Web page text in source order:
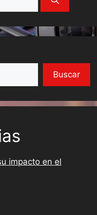
Buscar
impacto en el